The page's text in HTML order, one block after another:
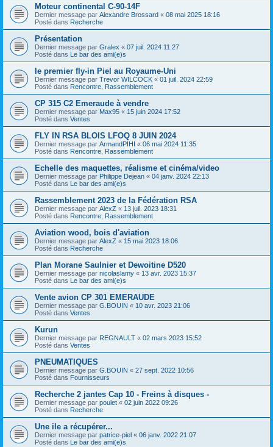
Moteur continental C-90-14F
Dernier message par Alexandre Brossard « 08 mai 2025 18:16
Posté dans Recherche
Présentation
Dernier message par Gralex « 07 juil. 2024 11:27
Posté dans Le bar des ami(e)s
le premier fly-in Piel au Royaume-Uni
Dernier message par Trevor WILCOCK « 01 juil. 2024 22:59
Posté dans Rencontre, Rassemblement
CP 315 C2 Emeraude à vendre
Dernier message par Max95 « 15 juin 2024 17:52
Posté dans Ventes
FLY IN RSA BLOIS LFOQ 8 JUIN 2024
Dernier message par ArmandPIHI « 06 mai 2024 11:35
Posté dans Rencontre, Rassemblement
Echelle des maquettes, réalisme et cinéma/video
Dernier message par Philippe Dejean « 04 janv. 2024 22:13
Posté dans Le bar des ami(e)s
Rassemblement 2023 de la Fédération RSA
Dernier message par AlexZ « 13 juil. 2023 18:31
Posté dans Rencontre, Rassemblement
Aviation wood, bois d'aviation
Dernier message par AlexZ « 15 mai 2023 18:06
Posté dans Recherche
Plan Morane Saulnier et Dewoitine D520
Dernier message par nicolaslamy « 13 avr. 2023 15:37
Posté dans Le bar des ami(e)s
Vente avion CP 301 EMERAUDE
Dernier message par G.BOUIN « 10 avr. 2023 21:06
Posté dans Ventes
Kurun
Dernier message par REGNAULT « 02 mars 2023 15:52
Posté dans Ventes
PNEUMATIQUES
Dernier message par G.BOUIN « 27 sept. 2022 10:56
Posté dans Fournisseurs
Recherche 2 jantes Cap 10 - Freins à disques -
Dernier message par poulet « 02 juin 2022 09:26
Posté dans Recherche
Une ile a récupérer...
Dernier message par patrice-piel « 06 janv. 2022 21:07
Posté dans Le bar des ami(e)s